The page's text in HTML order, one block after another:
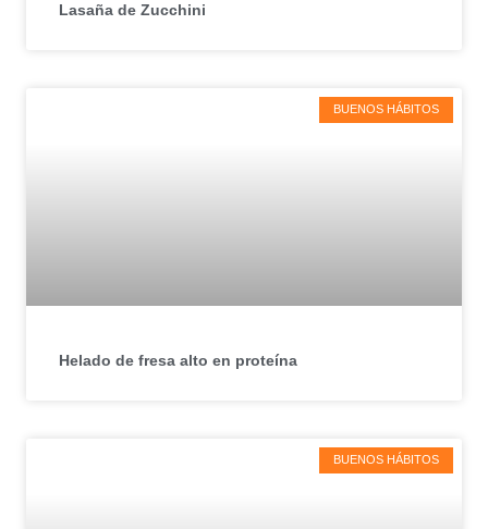
Lasaña de Zucchini
BUENOS HÁBITOS
Helado de fresa alto en proteína
BUENOS HÁBITOS